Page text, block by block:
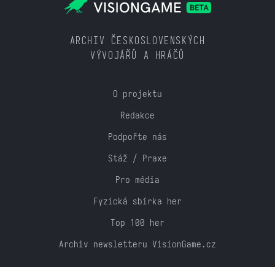
ARCHIV ČESKOSLOVENSKÝCH
VÝVOJÁŘŮ A HRÁČŮ
O projektu
Redakce
Podpořte nás
Stáž / Praxe
Pro média
Fyzická sbírka her
Top 100 her
Archiv newsletteru VisionGame.cz